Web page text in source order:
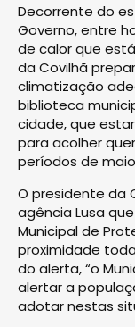
Decorrente do
Governo, entre
de calor que
da Covilhã
climatização
biblioteca
cidade, que
para acolher
períodos de
O presidente da
agência Lusa
Municipal de
proximidade
do alerta, “o
alertar a
adotar nestas